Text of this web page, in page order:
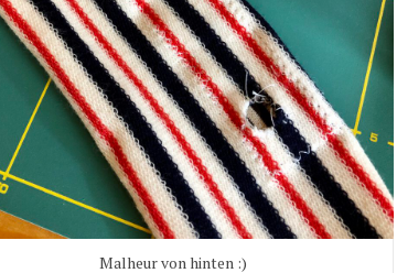
Malheur von hinten :)